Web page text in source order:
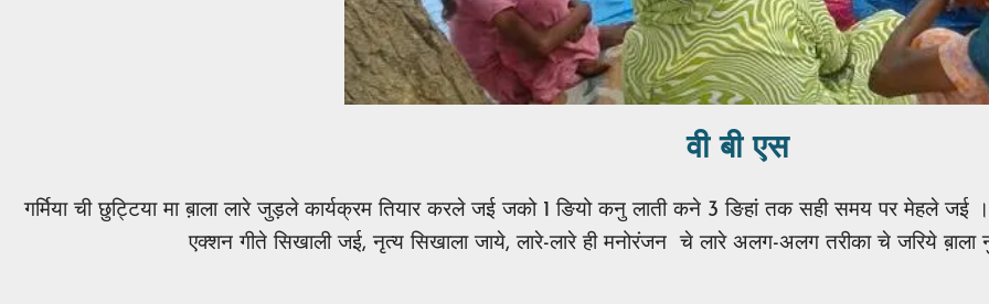
वी बी एस
गर्मिया ची छुट्टिया मा ब़ाला लारे जुड़ले कार्यक्रम तियार करले जई जको 1 ङियो कनु लाती कने 3 ङिहां तक सही समय पर मेहले जई ।
एक्शन गीते सिखाली जई, नृत्य सिखाला जाये, लारे-लारे ही मनोरंजन चे लारे अलग-अलग तरीका चे जरिये